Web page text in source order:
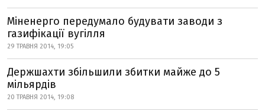
Міненерго передумало будувати заводи з
газифікації вугілля
29 ТРАВНЯ 2014, 19:05
Держшахти збільшили збитки майже до 5
мільярдів
20 ТРАВНЯ 2014, 19:08